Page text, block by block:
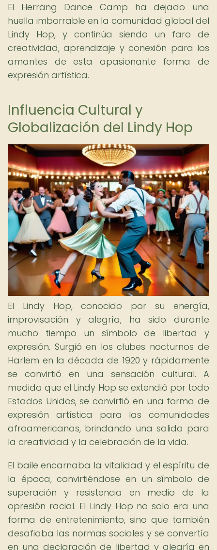
El Herräng Dance Camp ha dejado una
huella imborrable en la comunidad global del
Lindy Hop, y continúa siendo un faro de
creatividad, aprendizaje y conexión para los
amantes de esta apasionante forma de
expresión artística.
Influencia Cultural y
Globalización del Lindy Hop
El Lindy Hop, conocido por su energía,
improvisación y alegría, ha sido durante
mucho tiempo un símbolo de libertad y
expresión. Surgió en los clubes nocturnos de
Harlem en la década de 1920 y rápidamente
se convirtió en una sensación cultural. A
medida que el Lindy Hop se extendió por todo
Estados Unidos, se convirtió en una forma de
expresión artística para las comunidades
afroamericanas, brindando una salida para
la creatividad y la celebración de la vida.
El baile encarnaba la vitalidad y el espíritu de
la época, convirtiéndose en un símbolo de
superación y resistencia en medio de la
opresión racial. El Lindy Hop no solo era una
forma de entretenimiento, sino que también
desafiaba las normas sociales y se convertía
en una declaración de libertad y alegría en